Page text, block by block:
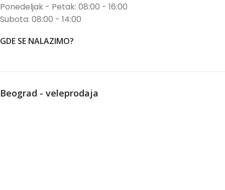
Ponedeljak - Petak: 08:00 - 16:00
Subota: 08:00 - 14:00
GDE SE NALAZIMO?
Beograd - veleprodaja